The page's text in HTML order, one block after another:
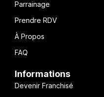
Parrainage
Prendre RDV
À Propos
FAQ
Informations
Devenir Franchisé